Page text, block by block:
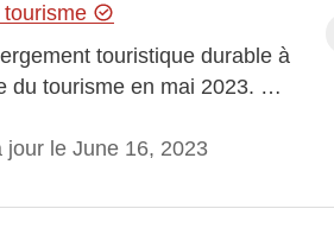
touristique durable à
du tourisme en mai 2023. …
jour le June 16, 2023